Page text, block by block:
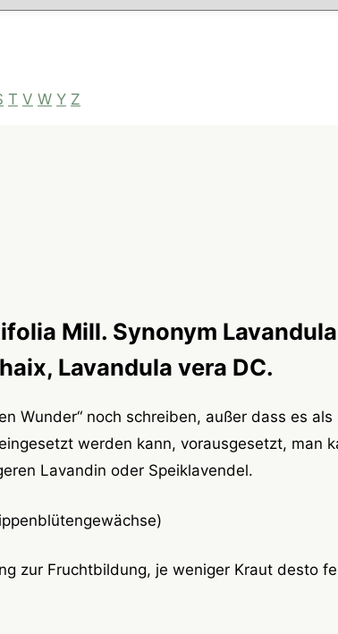
T V W Y Z
Mill. Synonym Lavandula
Lavandula vera DC.
Wunder“ noch schreiben, außer dass es als
werden kann, vorausgesetzt, man
Lavandin oder Speiklavendel.
zur Fruchtbildung, je weniger Kraut desto